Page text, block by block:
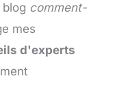
comment-
mes
d'experts